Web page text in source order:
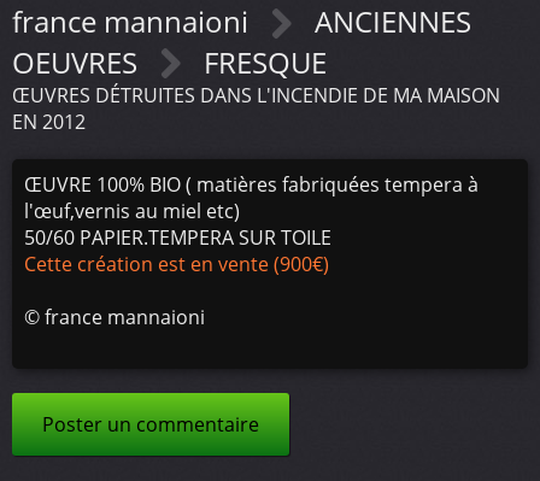
france mannaioni
ANCIENNES
OEUVRES
FRESQUE
ŒUVRES DÉTRUITES DANS L'INCENDIE DE MA MAISON
EN 2012
ŒUVRE 100% BIO ( matières fabriquées tempera à
l'œuf,vernis au miel etc)
50/60 PAPIER.TEMPERA SUR TOILE
Cette création est en vente (900€)
©france mannaioni
Poster un commentaire